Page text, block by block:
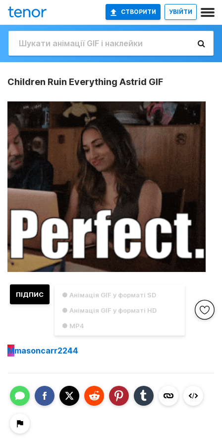
СТВОРИТИ УВІЙТИ
Children Ruin Everything Astrid GIF
● Анімація GIF у форматі SD
● Анімація GIF у форматі HD
● MP4
ПІДПИС
Mmasoncarr2244